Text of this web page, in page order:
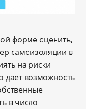
форме оценить,
самоизоляции в
на риски
дает возможность
в число